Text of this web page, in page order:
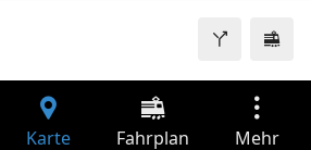
Karte Fahrplan Mehr